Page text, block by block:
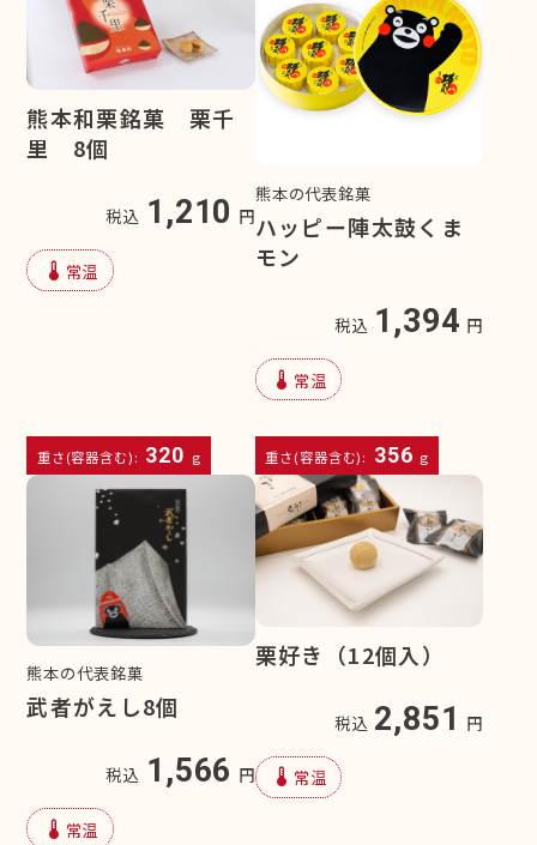
熊本和栗銘菓 栗千
里 8個
税込 1,210 円
device_thermostat 常温
重さ(容器含む): 320 g
熊本の代表銘菓
ハッピー陣太鼓くま
モン
税込 1,394 円
device_thermostat 常温
重さ(容器含む): 356 g
熊本の代表銘菓
武者がえし8個
税込 1,566 円
device_thermostat 常温
栗好き（12個入）
税込 2,851 円
device_thermostat 常温